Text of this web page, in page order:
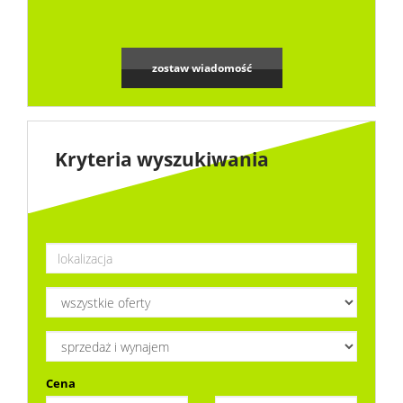
zostaw wiadomość
Kryteria wyszukiwania
Cena